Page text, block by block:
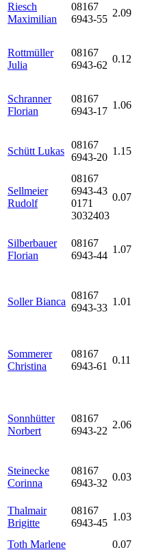
Riesch
Maximilian
08167
6943-55
2.09
Rottmüller
Julia
08167
6943-62
0.12
Schranner
Florian
08167
6943-17
1.06
Schütt Lukas
08167
6943-20
1.15
Sellmeier
Rudolf
08167
6943-43
0171
3032403
0.07
Silberbauer
Florian
08167
6943-44
1.07
Soller Bianca
08167
6943-33
1.01
Sommerer
Christina
08167
6943-61
0.11
Sonnhütter
Norbert
08167
6943-22
2.06
Steinecke
Corinna
08167
6943-32
0.03
Thalmair
Brigitte
08167
6943-45
1.03
Toth Marlene
0.07